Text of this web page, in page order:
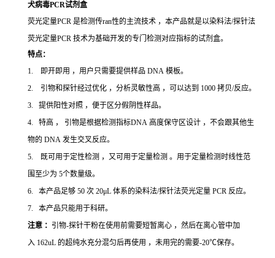
犬病毒PCR试剂盒
荧光定量PCR 是检测传ran性的主流技术 ，本产品就是以染料法/探针法
荧光定量PCR 技术为基础开发的专门检测对应指标的试剂盒。
特点：
1. 即开即用 ，用户只需要提供样品 DNA 模板。
2. 引物和探针经过优化 ，分析灵敏性高 ，可以达到 1000 拷贝/反应。
3. 提供阳性对照 ，便于区分假阴性样品。
4. 特高 ， 引物是根据检测指标DNA 高度保守区设计 ，不会跟其他生
物的 DNA 发生交叉反应。
5. 既可用于定性检测 ，又可用于定量检测 。用于定量检测时线性范
围至少为 5个数量级。
6. 本产品足够 50 次 20μL 体系的染料法/探针法荧光定量 PCR 反应。
7. 本产品只能用于科研。
注意 ： 引物-探针干粉在使用前需要短暂离心 ，然后在离心管中加
入 162uL 的超纯水充分混匀后再使用 ，未用完的需要-20℃保存。